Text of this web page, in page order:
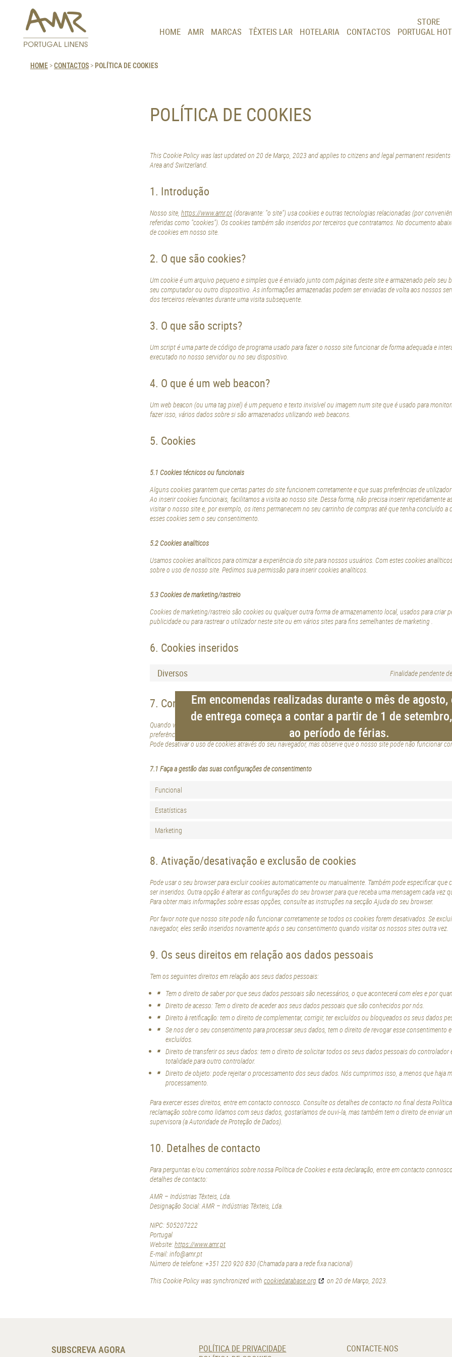
HOME AMR MARCAS TÊXTEIS LAR HOTELARIA CONTACTOS PORTUGAL
HOME >CONTACTOS > POLÍTICA DE COOKIES
POLÍTICA DE COOKIES
This Cookie Policy was last updated on 20 de Março, 2023 and applies to citizens and legal permanent
Area and Switzerland.
1. Introdução
Nosso site, https://www.amr.pt(doravante: "o site") usa cookies e outras tecnologias relacionadas (por
referidas como "cookies"). Os cookies também são inseridos por terceiros que contratamos. No documento
de cookies em nosso site.
2. O que são cookies?
Um cookie é um arquivo pequeno e simples que é enviado junto com páginas deste site e armazenado pelo seu
seu computador ou outro dispositivo. As informações armazenadas podem ser enviadas de volta aos nossos
dos terceiros relevantes durante uma visita subsequente.
3. O que são scripts?
Um script é uma parte de código de programa usado para fazer o nosso site funcionar de forma adequada e
executado no nosso servidor ou no seu dispositivo.
4. O que é um web beacon?
Um web beacon (ou uma tag pixel) é um pequeno e texto invisível ou imagem num site que é usado para
fazer isso, vários dados sobre si são armazenados utilizando web beacons.
5. Cookies
5.1 Cookies técnicos ou funcionais
Alguns cookies garantem que certas partes do site funcionem corretamente e que suas preferências de
Ao inserir cookies funcionais, facilitamos a visita ao nosso site. Dessa forma, não precisa inserir repetidamente
visitar o nosso site e, por exemplo, os itens permanecem no seu carrinho de compras até que tenha concluído a
esses cookies sem o seu consentimento.
5.2 Cookies analíticos
Usamos cookies analíticos para otimizar a experiência do site para nossos usuários. Com estes cookies
sobre o uso de nosso site. Pedimos sua permissão para inserir cookies analíticos.
5.3 Cookies de marketing/rastreio
Cookies de marketing/rastreio são cookies ou qualquer outra forma de armazenamento local, usados para criar
publicidade ou para rastrear o utilizador neste site ou em vários sites para fins semelhantes de marketing .
6. Cookies inseridos
Diversos Finalidade pendente
7. Consentimento
Quando visitar o nosso site pela primeira vez, mostraremos uma janela com uma explicação sobre cookies.
preferências", autoriza-nos a usar as categorias de cookies e plugins selecionados na janela, conforme descrito
Pode desativar o uso de cookies através do seu navegador, mas observe que o nosso site pode não funcionar
7.1 Faça a gestão das suas configurações de consentimento
Funcional
Estatísticas
Marketing
8. Ativação/desativação e exclusão de cookies
Pode usar o seu browser para excluir cookies automaticamente ou manualmente. Também pode especificar que
ser inseridos. Outra opção é alterar as configurações do seu browser para que receba uma mensagem cada vez
Para obter mais informações sobre essas opções, consulte as instruções na secção Ajuda do seu browser.
Por favor note que nosso site pode não funcionar corretamente se todos os cookies forem desativados. Se
navegador, eles serão inseridos novamente após o seu consentimento quando visitar os nossos sites outra vez.
9. Os seus direitos em relação aos dados pessoais
Tem os seguintes direitos em relação aos seus dados pessoais:
Tem o direito de saber por que seus dados pessoais são necessários, o que acontecerá com eles e por
Direito de acesso: Tem o direito de aceder aos seus dados pessoais que são conhecidos por nós.
Direito à retificação: tem o direito de complementar, corrigir, ter excluídos ou bloqueados os seus dados
Se nos der o seu consentimento para processar seus dados, tem o direito de revogar esse consentimento
excluídos.
Direito de transferir os seus dados: tem o direito de solicitar todos os seus dados pessoais do controlador
totalidade para outro controlador.
Direito de objeto: pode rejeitar o processamento dos seus dados. Nós cumprimos isso, a menos que haja
processamento.
Para exercer esses direitos, entre em contacto connosco. Consulte os detalhes de contacto no final desta
reclamação sobre como lidamos com seus dados, gostaríamos de ouvi-la, mas também tem o direito de enviar
supervisora (a Autoridade de Proteção de Dados).
10. Detalhes de contacto
Para perguntas e/ou comentários sobre nossa Política de Cookies e esta declaração, entre em contacto
detalhes de contacto:
AMR – Indústrias Têxteis, Lda.
Designação Social: AMR – Indústrias Têxteis, Lda.
NIPC: 505207222
Portugal
Website:https://www.amr.pt
E-mail:tp.rma@ofni
Número de telefone: +351 220 920 830 (Chamada para a rede fixa nacional)
This Cookie Policy was synchronized with cookiedatabase.org on 20 de Março, 2023.
SUBSCREVA AGORA
POLÍTICA DE PRIVACIDADE
CONTACTE-NOS
Em encomendas realizadas durante o mês de agosto,
de entrega começa a contar a partir de 1 de
ao período de férias.